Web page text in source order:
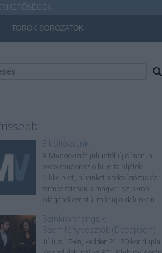
TÖRÖK SOROZATOK
Elköltöztünk
A MűsorVíziót júliustól új címen, a
www.musorvizio.hu-n találjátok.
Cikkeinket, híreinket a televíziózás és
természetesen a magyar szinkron
világából ezentúl már új oldalunkon...
Szinkronhangok:
Szemfényvesztők (Deception)
Július 17-én, kedden 21.30-kor dupla